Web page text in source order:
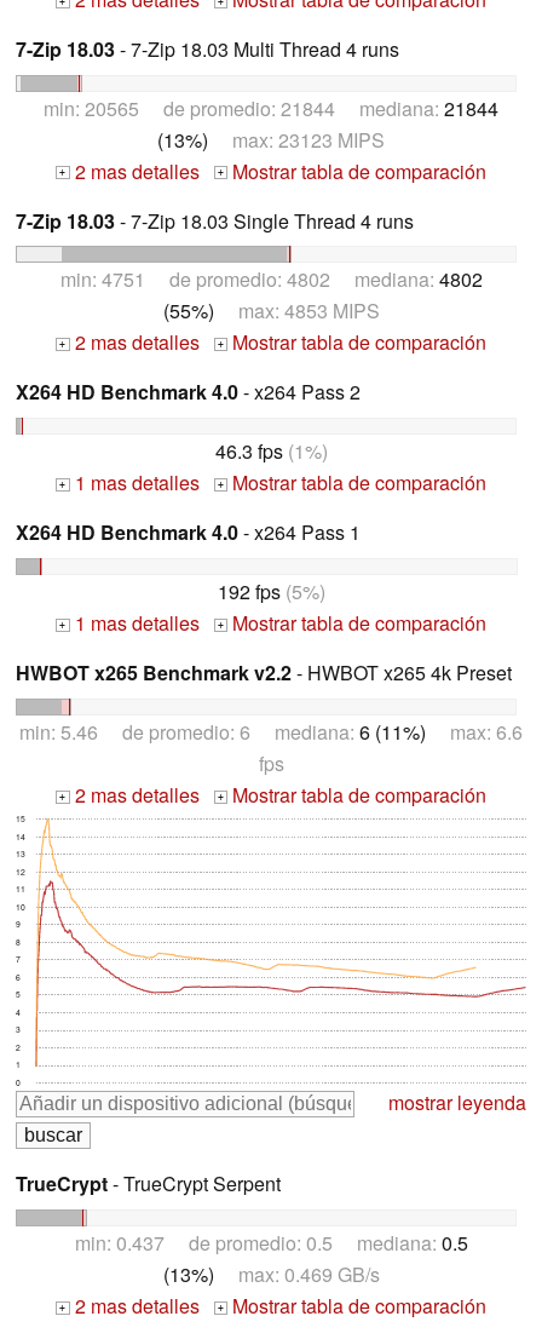
7-Zip 18.03- 7-Zip 18.03 Multi Thread 4 runs
min: 20565 de promedio: 21844 mediana: 21844
(13%) max: 23123 MIPS
+ 2 mas detalles +
Mostrar tabla de comparación
7-Zip 18.03- 7-Zip 18.03 Single Thread 4 runs
min: 4751 de promedio: 4802 mediana: 4802
(55%) max: 4853 MIPS
+ 2 mas detalles +
Mostrar tabla de comparación
X264 HD Benchmark 4.0- x264 Pass 2
46.3 fps(1%)
+ 1 mas detalles +
Mostrar tabla de comparación
X264 HD Benchmark 4.0- x264 Pass 1
192 fps(5%)
+ 1 mas detalles +
Mostrar tabla de comparación
HWBOT x265 Benchmark v2.2- HWBOT x265 4k Preset
min: 5.46 de promedio: 6 mediana: 6 (11%) max: 6.6
fps
+ 2 mas detalles + Mostrar tabla de comparación
0
1
2
3
4
5
6
7
8
9
10
11
12
13
14
15
mostrar leyenda
TrueCrypt- TrueCrypt Serpent
min: 0.437 de promedio: 0.5 mediana: 0.5
(13%) max: 0.469 GB/s
+ 2 mas detalles +
Mostrar tabla de comparación